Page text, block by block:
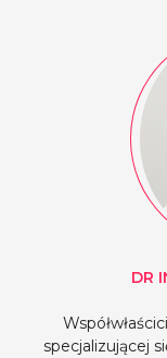
DR
specjalizującej